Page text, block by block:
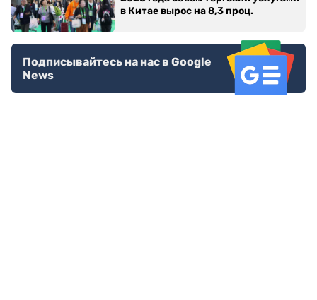
в Китае вырос на 8,3 проц.
Подписывайтесь на нас в Google
News